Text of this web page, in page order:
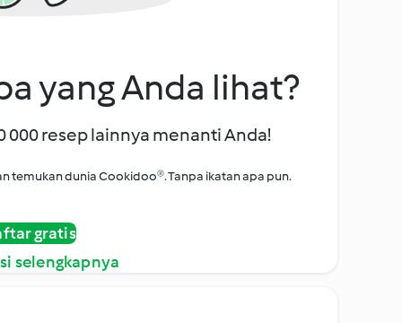
yang Anda lihat?
000 resep lainnya menanti Anda!
temukan dunia Cookidoo®. Tanpa ikatan apa pun.
gratis
selengkapnya